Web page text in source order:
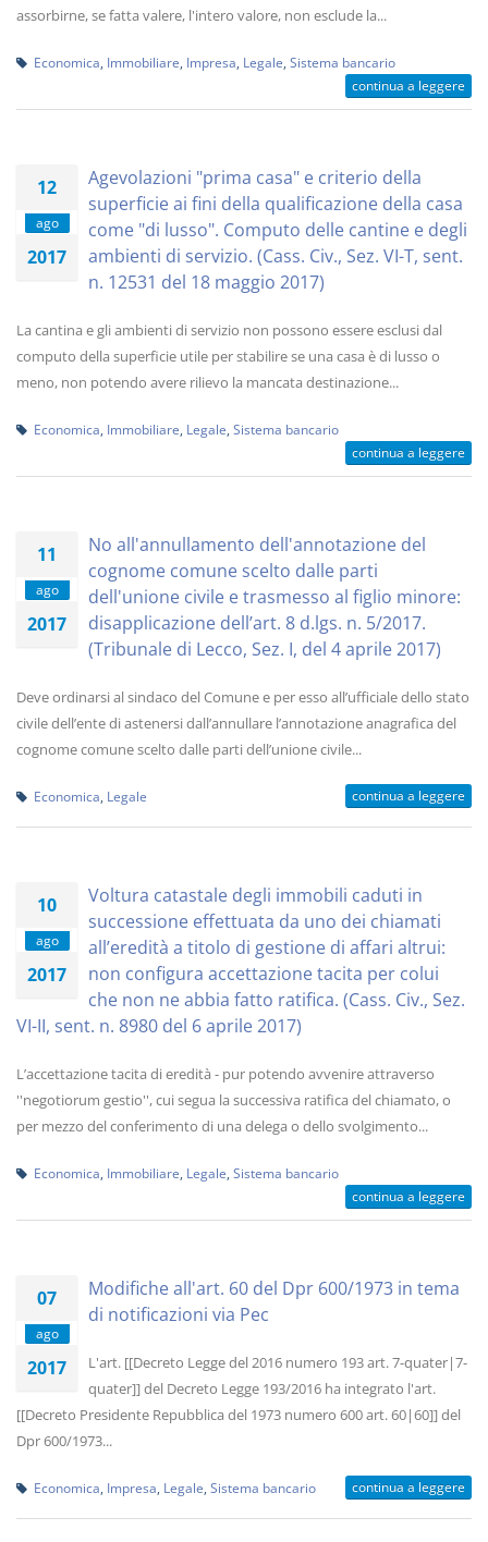
assorbirne, se fatta valere, l'intero valore, non esclude la...
Economica Immobiliare Impresa Legale Sistema bancario
continua a leggere
12
ago
2017
Agevolazioni "prima casa" e criterio della
superficie ai fini della qualificazione della casa
come "di lusso". Computo delle cantine e degli
ambienti di servizio. (Cass. Civ., Sez. VI-T, sent.
n. 12531 del 18 maggio 2017)
La cantina e gli ambienti di servizio non possono essere esclusi dal
computo della superficie utile per stabilire se una casa è di lusso o
meno, non potendo avere rilievo la mancata destinazione...
Economica Immobiliare Legale Sistema bancario
continua a leggere
11
ago
2017
No all'annullamento dell'annotazione del
cognome comune scelto dalle parti
dell'unione civile e trasmesso al figlio minore:
disapplicazione dell’art. 8 d.lgs. n. 5/2017.
(Tribunale di Lecco, Sez. I, del 4 aprile 2017)
Deve ordinarsi al sindaco del Comune e per esso all’ufficiale dello stato
civile dell’ente di astenersi dall’annullare l’annotazione anagrafica del
cognome comune scelto dalle parti dell’unione civile...
Economica Legale continua a leggere
10
ago
2017
Voltura catastale degli immobili caduti in
successione effettuata da uno dei chiamati
all’eredità a titolo di gestione di affari altrui:
non configura accettazione tacita per colui
che non ne abbia fatto ratifica. (Cass. Civ., Sez.
VI-II, sent. n. 8980 del 6 aprile 2017)
L’accettazione tacita di eredità - pur potendo avvenire attraverso
''negotiorum gestio'', cui segua la successiva ratifica del chiamato, o
per mezzo del conferimento di una delega o dello svolgimento...
Economica Immobiliare Legale Sistema bancario
continua a leggere
07
ago
2017
Modifiche all'art. 60 del Dpr 600/1973 in tema
di notificazioni via Pec
L'art. [[Decreto Legge del 2016 numero 193 art. 7-quater|7-
quater]] del Decreto Legge 193/2016 ha integrato l'art.
[[Decreto Presidente Repubblica del 1973 numero 600 art. 60|60]] del
Dpr 600/1973...
Economica Impresa Legale Sistema bancario continua a leggere